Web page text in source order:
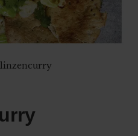
linzencurry